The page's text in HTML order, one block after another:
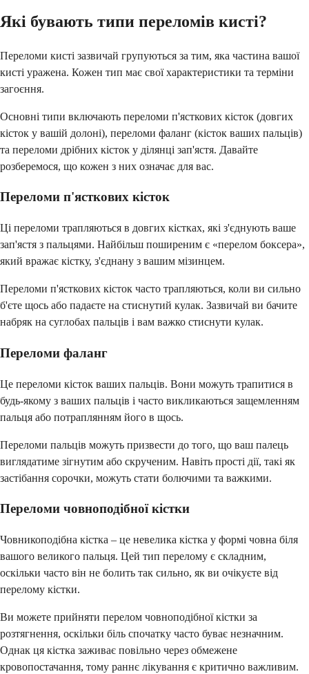
Які бувають типи переломів кисті?
Переломи кисті зазвичай групуються за тим, яка частина вашої
кисті уражена. Кожен тип має свої характеристики та терміни
загоєння.
Основні типи включають переломи п'ясткових кісток (довгих
кісток у вашій долоні), переломи фаланг (кісток ваших пальців)
та переломи дрібних кісток у ділянці зап'ястя. Давайте
розберемося, що кожен з них означає для вас.
Переломи п'ясткових кісток
Ці переломи трапляються в довгих кістках, які з'єднують ваше
зап'ястя з пальцями. Найбільш поширеним є «перелом боксера»,
який вражає кістку, з'єднану з вашим мізинцем.
Переломи п'ясткових кісток часто трапляються, коли ви сильно
б'єте щось або падаєте на стиснутий кулак. Зазвичай ви бачите
набряк на суглобах пальців і вам важко стиснути кулак.
Переломи фаланг
Це переломи кісток ваших пальців. Вони можуть трапитися в
будь-якому з ваших пальців і часто викликаються защемленням
пальця або потраплянням його в щось.
Переломи пальців можуть призвести до того, що ваш палець
виглядатиме зігнутим або скрученим. Навіть прості дії, такі як
застібання сорочки, можуть стати болючими та важкими.
Переломи човноподібної кістки
Човникоподібна кістка – це невелика кістка у формі човна біля
вашого великого пальця. Цей тип перелому є складним,
оскільки часто він не болить так сильно, як ви очікуєте від
перелому кістки.
Ви можете прийняти перелом човноподібної кістки за
розтягнення, оскільки біль спочатку часто буває незначним.
Однак ця кістка заживає повільно через обмежене
кровопостачання, тому раннє лікування є критично важливим.